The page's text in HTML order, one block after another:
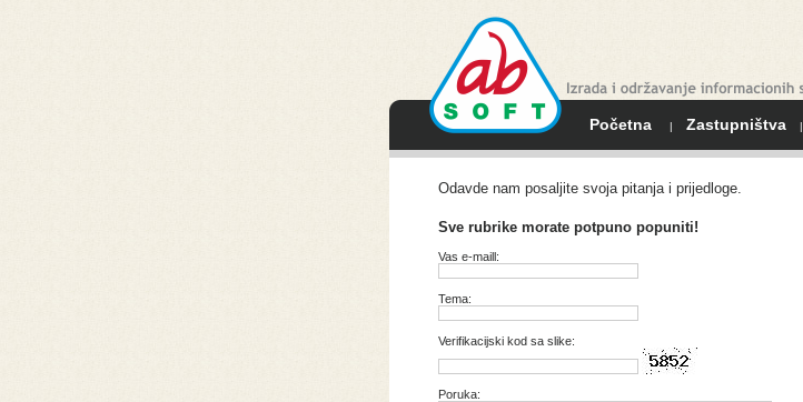
Početna | Zastupništva |
Odavde nam posaljite svoja pitanja i prijedloge.
Sve rubrike morate potpuno popuniti!
Vas e-maill:
Tema:
Verifikacijski kod sa slike:
Poruka: